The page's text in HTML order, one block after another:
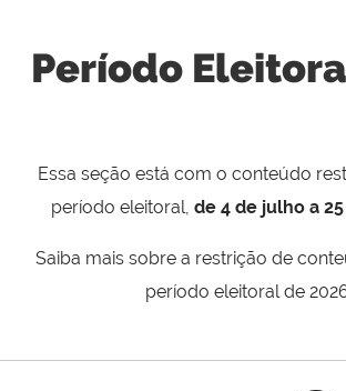
Período
Essa seção está com o conteúdo
período eleitoral, de 4 de julho a
Saiba mais sobre a restrição de
período eleitoral de